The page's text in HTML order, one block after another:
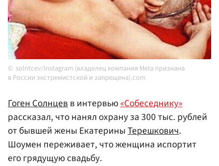
solntcev/Instagram (владелец компания Meta признана
в России экстремистской и запрещена).com
Гоген Солнцевв интервью«Собеседнику»
рассказал, что нанял охрану за 300 тыс. рублей
от бывшей жены ЕкатериныТерешкович.
Шоумен переживает, что женщина испортит
его грядущую свадьбу.